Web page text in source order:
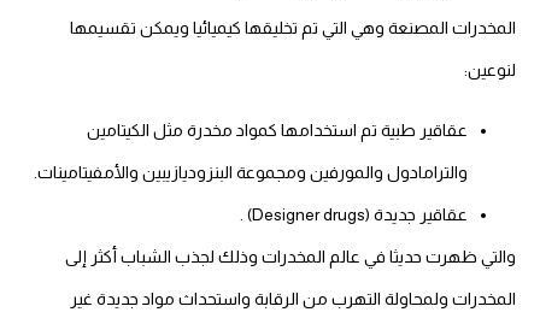
المخدرات المصنعة وهي التي تم تخليقها كيميائيا ويمكن تقسيمها
لنوعين:
عقاقير طبية تم استخدامها كمواد مخدرة مثل الكيتامين
والترامادول والمورفين ومجموعة البنزوديازيبين والأمفيتامينات.
عقاقير جديدة (Designer drugs) .
والتي ظهرت حديثا في عالم المخدرات وذلك لجذب الشباب أكثر إلى
المخدرات ولمحاولة التهرب من الرقابة واستحداث مواد جديدة غير